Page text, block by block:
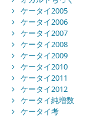
ケータイ2005
ケータイ2006
ケータイ2007
ケータイ2008
ケータイ2009
ケータイ2010
ケータイ2011
ケータイ2012
ケータイ純増数
ケータイ考